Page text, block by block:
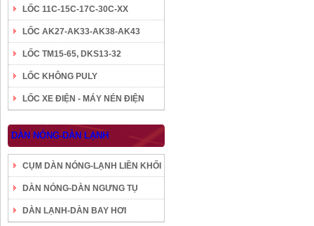
LỐC 11C-15C-17C-30C-XX
LỐC AK27-AK33-AK38-AK43
LỐC TM15-65, DKS13-32
LỐC KHÔNG PULY
LỐC XE ĐIỆN - MÁY NÉN ĐIỆN
DÀN NÓNG-DÀN LẠNH
CỤM DÀN NÓNG-LẠNH LIỀN KHỐI
DÀN NÓNG-DÀN NGƯNG TỤ
DÀN LẠNH-DÀN BAY HƠI